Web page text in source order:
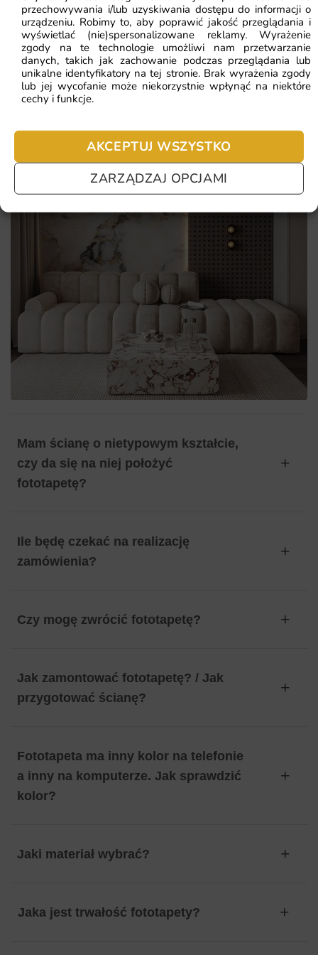
przechowywania i/lub uzyskiwania dostępu do informacji o
urządzeniu. Robimy to, aby poprawić jakość przeglądania i
wyświetlać (nie)spersonalizowane reklamy. Wyrażenie
zgody na te technologie umożliwi nam przetwarzanie
danych, takich jak zachowanie podczas przeglądania lub
unikalne identyfikatory na tej stronie. Brak wyrażenia zgody
lub jej wycofanie może niekorzystnie wpłynąć na niektóre
cechy i funkcje.
AKCEPTUJ WSZYSTKO
ZARZĄDZAJ OPCJAMI
Najważniejsze atuty tej fototapety to:
bogata paleta kolorów z subtelnymi przejściami tonalnymi
odporność na promienie UV i wilgoć
gładka faktura przyjemna w dotyku
Najczęściej zadawane pytania
Pomagamy i doradzamy przy każdym zakupie. Ale jeżeli
nie chcesz czekać – sprawdź najczęściej zadawane pytania.
Mam ścianę o nietypowym kształcie,
czy da się na niej położyć
fototapetę?
Ile będę czekać na realizację
zamówienia?
Czy mogę zwrócić fototapetę?
Jak zamontować fototapetę? / Jak
przygotować ścianę?
Fototapeta ma inny kolor na telefonie
a inny na komputerze. Jak sprawdzić
kolor?
Jaki materiał wybrać?
Jaka jest trwałość fototapety?